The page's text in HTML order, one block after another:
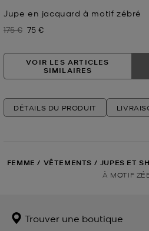
Jupe en jacquard à motif zébré
Prix initial
175 € Prix actuel
75 €
VOIR LES ARTICLES
SIMILAIRES
DÉTAILS DU PRODUIT
FEMME / VÊTEMENTS / JUPES ET
À MOTIF
Trouver une boutique